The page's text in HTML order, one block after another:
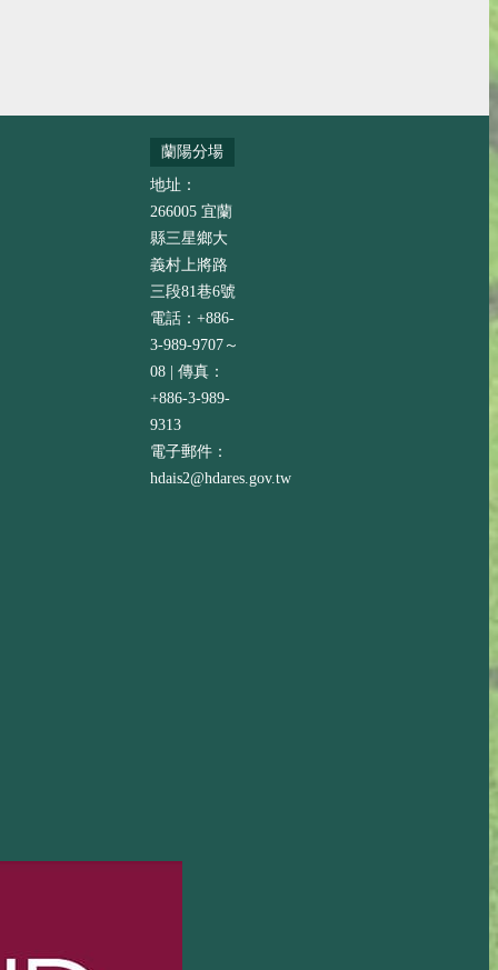
蘭陽分場
地址：
266005 宜蘭
縣三星鄉大
義村上將路
三段81巷6號
電話：+886-
3-989-9707～
08 | 傳真：
+886-3-989-
9313
電子郵件：
hdais2@hdares.gov.tw